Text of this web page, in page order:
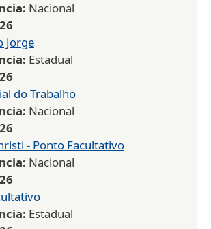
Nacional
Jorge
Estadual
do Trabalho
Nacional
- Ponto Facultativo
Nacional
Estadual